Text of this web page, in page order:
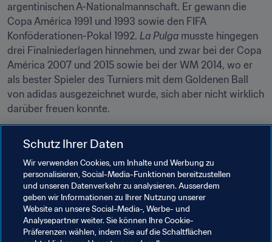
argentinischen A-Nationalmannschaft. Er gewann die
Copa América 1991 und 1993 sowie den FIFA
Konföderationen-Pokal 1992. La Pulga musste hingegen
drei Finalniederlagen hinnehmen, und zwar bei der Copa
América 2007 und 2015 sowie bei der WM 2014, wo er
als bester Spieler des Turniers mit dem Goldenen Ball
von adidas ausgezeichnet wurde, sich aber nicht wirklich
darüber freuen konnte.
ursprüngliches Ziel war es, wieder ins Finale einzuziehen.
Das haben wir geschafft. Wir haben unsere Sache vom
ersten Tag an sehr gut gemacht und stehen verdient im
Endspiel. Hoffentlich geht uns der Titel diesmal nicht
durch die Lappen. Wir alle träumen davon, dass es
endlich klappt. Wir haben es verdient, weil wir all die
Jahre hart gearbeitet haben", so Messi abschließend.
Schutz Ihrer Daten
Wir verwenden Cookies, um Inhalte und Werbung zu
personalisieren, Social-Media-Funktionen bereitzustellen
und unseren Datenverkehr zu analysieren. Ausserdem
geben wir Informationen zu Ihrer Nutzung unserer
Website an unsere Social-Media-, Werbe- und
Analysepartner weiter. Sie können Ihre Cookie-
Präferenzen wählen, indem Sie auf die Schaltflächen